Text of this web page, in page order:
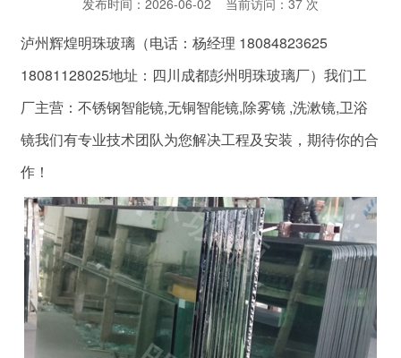
发布时间：2026-06-02 当前访问：37 次
泸州辉煌明珠玻璃（电话：杨经理 18084823625
18081128025地址：四川成都彭州明珠玻璃厂）我们工
厂主营：不锈钢智能镜,无铜智能镜,除雾镜 ,洗漱镜,卫浴
镜我们有专业技术团队为您解决工程及安装，期待你的合
作！